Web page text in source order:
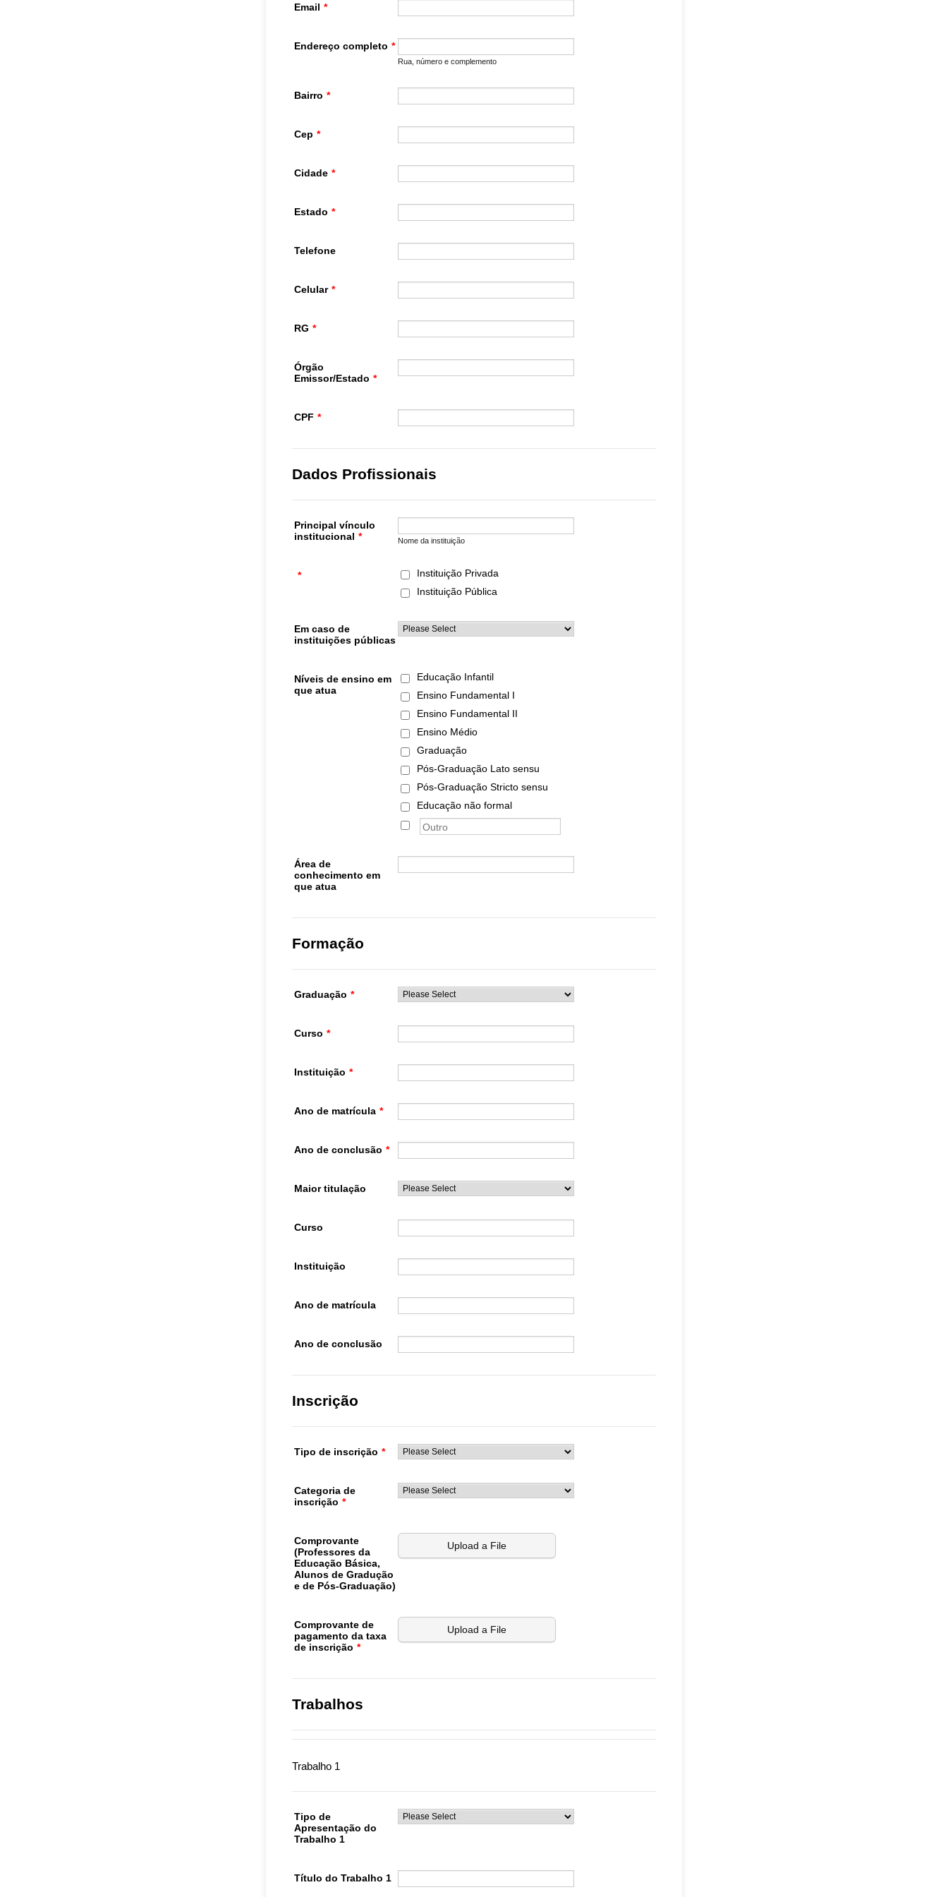
Email *
Endereço completo *
Rua, número e complemento
Bairro *
Cep *
Cidade *
Estado *
Telefone
Celular *
RG *
Órgão
Emissor/Estado *
CPF *
Dados Profissionais
Principal vínculo
institucional * Nome da instituição
*
Instituição Privada
Instituição Pública
Em caso de
instituições públicas
Níveis de ensino em
que atua
Educação Infantil
Ensino Fundamental I
Ensino Fundamental II
Ensino Médio
Graduação
Pós-Graduação Lato sensu
Pós-Graduação Stricto sensu
Educação não formal
Área de
conhecimento em
que atua
Formação
Graduação *
Curso *
Instituição *
Ano de matrícula *
Ano de conclusão *
Maior titulação
Curso
Instituição
Ano de matrícula
Ano de conclusão
Inscrição
Tipo de inscrição *
Categoria de
inscrição *
Comprovante
(Professores da
Educação Básica,
Alunos de Gradução
e de Pós-Graduação)
Upload a File
Comprovante de
pagamento da taxa
de inscrição *
Upload a File
Trabalhos
Trabalho 1
Tipo de
Apresentação do
Trabalho 1
Título do Trabalho 1